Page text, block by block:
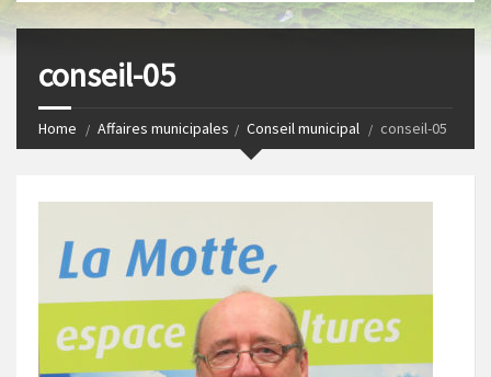
conseil-05
Home Affaires municipales Conseil municipal conseil-05